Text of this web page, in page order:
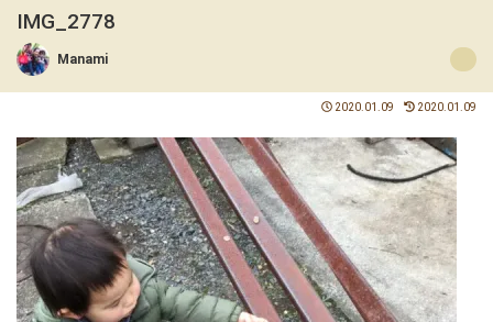
IMG_2778
Manami
2020.01.09 2020.01.09